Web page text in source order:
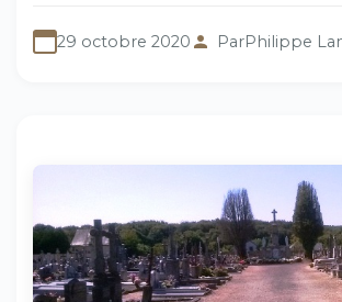
29 octobre 2020 ParPhilippe